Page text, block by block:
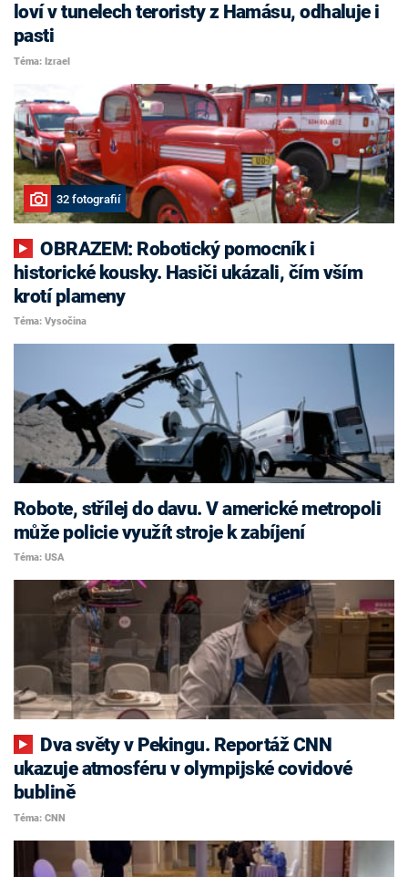
loví v tunelech teroristy z Hamásu, odhaluje i
pasti
Téma: Izrael
32 fotografií
OBRAZEM: Robotický pomocník i
historické kousky. Hasiči ukázali, čím vším
krotí plameny
Téma: Vysočina
Robote, střílej do davu. V americké metropoli
může policie využít stroje k zabíjení
Téma: USA
ukazuje atmosféru v olympijské covidové
bublině
Téma: CNN